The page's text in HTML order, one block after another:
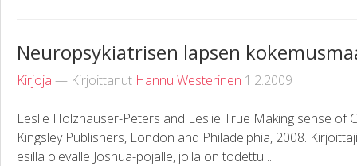
Neuropsykiatrisen lapsen
Kirjoja — Kirjoittanut Hannu Westerinen 1.2.2009
Leslie Holzhauser-Peters and Leslie True Making sense of
Kingsley Publishers, London and Philadelphia, 2008.
esillä olevalle Joshua-pojalle, jolla on todettu ...